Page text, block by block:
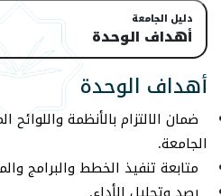
دليل الجامعة
أهداف الوحدة
أهداف الوحدة
ضمان الالتزام بالأنظمة
الجامعة.
متابعة تنفيذ الخطط والبرامج